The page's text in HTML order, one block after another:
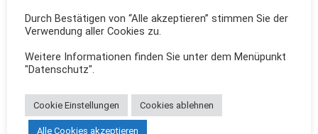
Bebauung bis etwa zum Ortsende von
Vilich verlängert. Wo die Grundstücke
eine erhebliche Tiefe haben, hat man
hinter die Häuser an der Straße noch
eine Häuserzeile setzen können. z.B. die
Durch Bestätigen von “Alle akzeptieren” stimmen Sie der
Verwendung aller Cookies zu.
Weitere Informationen finden Sie unter dem Menüpunkt
"Datenschutz".
Cookie Einstellungen Cookies ablehnen
Alle Cookies akzeptieren